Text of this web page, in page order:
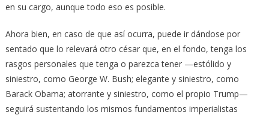
en su cargo, aunque todo eso es posible.
Ahora bien, en caso de que así ocurra, puede ir dándose por
sentado que lo relevará otro césar que, en el fondo, tenga los
rasgos personales que tenga o parezca tener —estólido y
siniestro, como George W. Bush; elegante y siniestro, como
Barack Obama; atorrante y siniestro, como el propio Trump—
seguirá sustentando los mismos fundamentos imperialistas